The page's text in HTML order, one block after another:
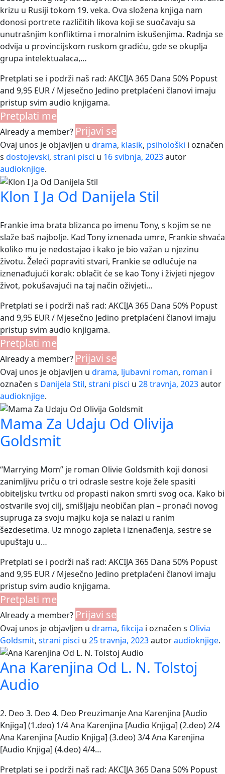
krizu u Rusiji tokom 19. veka. Ova složena knjiga nam
donosi portrete različitih likova koji se suočavaju sa
unutrašnjim konfliktima i moralnim iskušenjima. Radnja se
odvija u provincijskom ruskom gradiću, gde se okuplja
grupa intelektualaca,…
Pretplati se i podrži naš rad: AKCIJA 365 Dana 50% Popust
and 9,95 EUR / Mjesečno Jedino pretplaćeni članovi imaju
pristup svim audio knjigama.
Pretplati me
Already a member? Prijavi se
Ovaj unos je objavljen u drama, klasik, psihološki i označen
s dostojevski, strani pisci u 16 svibnja, 2023autor
audioknjige.
Klon I Ja Od Danijela Stil
Frankie ima brata blizanca po imenu Tony, s kojim se ne
slaže baš najbolje. Kad Tony iznenada umre, Frankie shvaća
koliko mu je nedostajao i kako je bio važan u njezinu
životu. Želeći popraviti stvari, Frankie se odlučuje na
iznenađujući korak: oblačit će se kao Tony i živjeti njegov
život, pokušavajući na taj način oživjeti…
Pretplati se i podrži naš rad: AKCIJA 365 Dana 50% Popust
and 9,95 EUR / Mjesečno Jedino pretplaćeni članovi imaju
pristup svim audio knjigama.
Pretplati me
Already a member? Prijavi se
Ovaj unos je objavljen u drama, ljubavni roman, roman i
označen s Danijela Stil, strani pisci u 28 travnja, 2023autor
audioknjige.
Mama Za Udaju Od Olivija
Goldsmit
“Marrying Mom” je roman Olivie Goldsmith koji donosi
zanimljivu priču o tri odrasle sestre koje žele spasiti
obiteljsku tvrtku od propasti nakon smrti svog oca. Kako bi
ostvarile svoj cilj, smišljaju neobičan plan – pronaći novog
supruga za svoju majku koja se nalazi u ranim
šezdesetima. Uz mnogo zapleta i iznenađenja, sestre se
upuštaju u…
Pretplati se i podrži naš rad: AKCIJA 365 Dana 50% Popust
and 9,95 EUR / Mjesečno Jedino pretplaćeni članovi imaju
pristup svim audio knjigama.
Pretplati me
Already a member? Prijavi se
Ovaj unos je objavljen u drama, fikcija i označen s Olivia
Goldsmit, strani pisci u 25 travnja, 2023autoraudioknjige.
Ana Karenjina Od L. N. Tolstoj
Audio
2. Deo 3. Deo 4. Deo Preuzimanje Ana Karenjina [Audio
Knjiga] (1.deo) 1/4 Ana Karenjina [Audio Knjiga] (2.deo) 2/4
Ana Karenjina [Audio Knjiga] (3.deo) 3/4 Ana Karenjina
[Audio Knjiga] (4.deo) 4/4…
Pretplati se i podrži naš rad: AKCIJA 365 Dana 50% Popust